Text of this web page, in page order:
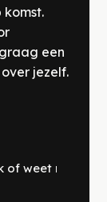
een
jezelf.